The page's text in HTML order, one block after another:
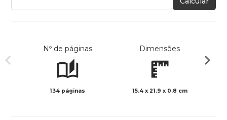
Nº de páginas
134 páginas
Dimensões
15.4 x 21.9 x 0.8 cm